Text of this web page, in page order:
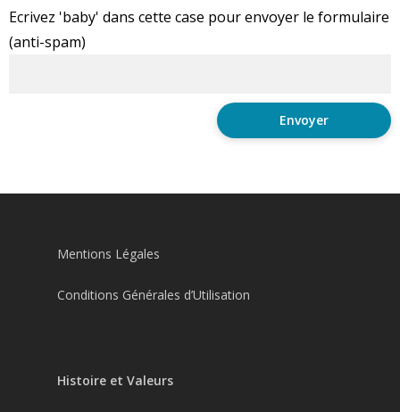
Ecrivez 'baby' dans cette case pour envoyer le formulaire
(anti-spam)
Mentions Légales
Conditions Générales d’Utilisation
Histoire et Valeurs